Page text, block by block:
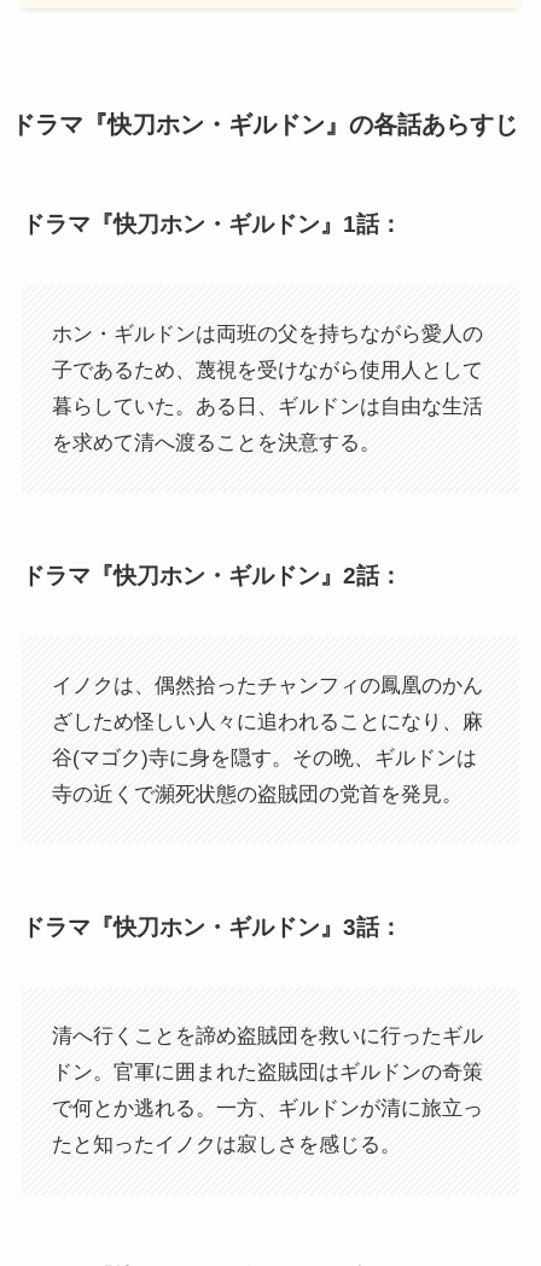
ドラマ『快刀ホン・ギルドン』の各話あらすじ
ドラマ『快刀ホン・ギルドン』1話：
ホン・ギルドンは両班の父を持ちながら愛人の
子であるため、蔑視を受けながら使用人として
暮らしていた。ある日、ギルドンは自由な生活
を求めて清へ渡ることを決意する。
ドラマ『快刀ホン・ギルドン』2話：
イノクは、偶然拾ったチャンフィの鳳凰のかん
ざしため怪しい人々に追われることになり、麻
谷(マゴク)寺に身を隠す。その晩、ギルドンは
寺の近くで瀕死状態の盗賊団の党首を発見。
ドラマ『快刀ホン・ギルドン』3話：
清へ行くことを諦め盗賊団を救いに行ったギル
ドン。官軍に囲まれた盗賊団はギルドンの奇策
で何とか逃れる。一方、ギルドンが清に旅立っ
たと知ったイノクは寂しさを感じる。